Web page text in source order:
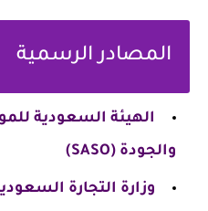
المصادر الرسمية
الهيئة السعودية
والجودة (SASO)
وزارة التجارة